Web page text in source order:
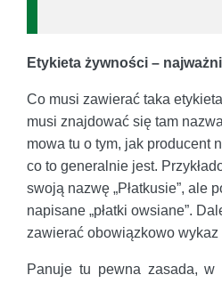
Etykieta żywności –
Co musi zawierać taka
musi znajdować się tam
mowa tu o tym, jak producent
co to generalnie jest.
swoją nazwę „Płatkusie”, ale
napisane „płatki owsiane”.
zawierać obowiązkowo wykaz
Panuje tu pewna zasada, w